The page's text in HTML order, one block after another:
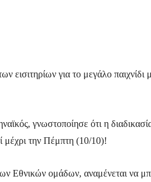
εισιτηρίων για το μεγάλο
γνωστοποίησε ότι η διαδικασία
μέχρι την Πέμπτη (10/10)!
Εθνικών ομάδων, αναμένεται να